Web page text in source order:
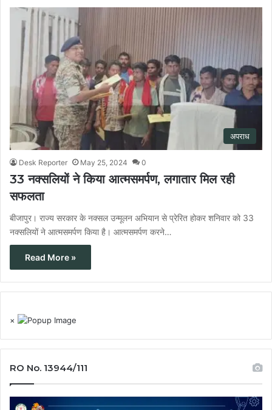
अपराध
Desk Reporter May 25, 2024 0
33 नक्सलियों ने किया आत्मसमर्पण, लगातार मिल रही
सफलता
बीजापुर। राज्य सरकार के नक्सल उन्मूलन अभियान से प्रेरित होकर शनिवार को 33
नक्सलियों ने आत्मसमर्पण किया है। आत्मसमर्पण करने…
Read More »
×
RO No. 13944/111